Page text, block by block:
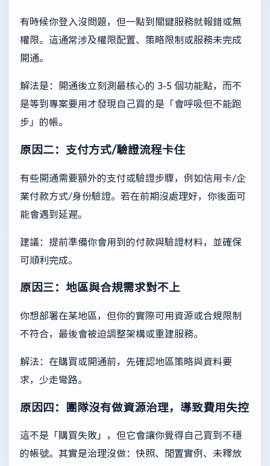
有時候你登入沒問題，但一點到關鍵服務就報錯或無
權限。這通常涉及權限配置、策略限制或服務未完成
開通。
解法是：開通後立刻測最核心的 3-5 個功能點，而不
是等到專案要用才發現自己買的是「會呼吸但不能跑
步」的帳。
原因二：支付方式/驗證流程卡住
有些開通需要額外的支付或驗證步驟，例如信用卡/企
業付款方式/身份驗證。若在前期沒處理好，你後面可
能會遇到延遲。
建議：提前準備你會用到的付款與驗證材料，並確保
可順利完成。
原因三：地區與合規需求對不上
你想部署在某地區，但你的實際可用資源或合規限制
不符合，最後會被迫調整架構或重建服務。
解法：在購買或開通前，先確認地區策略與資料要
求，少走彎路。
原因四：團隊沒有做資源治理，導致費用失控
這不是「購買失敗」，但它會讓你覺得自己買到不穩
的帳號。其實是治理沒做：快照、閒置實例、未釋放